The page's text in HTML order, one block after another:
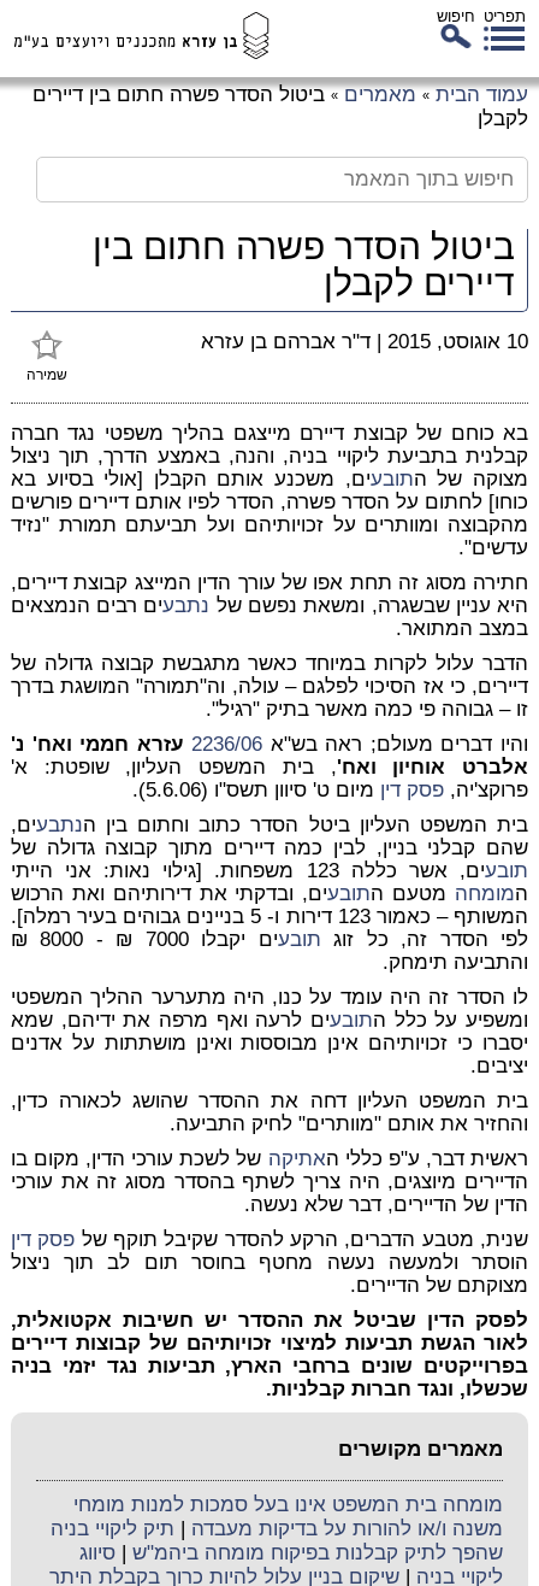
תפריט חיפוש
עמוד הבית » מאמרים » ביטול הסדר פשרה חתום בין דיירים
לקבלן
ביטול הסדר פשרה חתום בין
דיירים לקבלן
שמירה
10 אוגוסט, 2015 | ד"ר אברהם בן עזרא
בא כוחם של קבוצת דיירם מייצגם בהליך משפטי נגד חברה
קבלנית בתביעת ליקויי בניה, והנה, באמצע הדרך, תוך ניצול
מצוקה של התובעים, משכנע אותם הקבלן [אולי בסיוע בא
כוחו] לחתום על הסדר פשרה, הסדר לפיו אותם דיירים פורשים
מהקבוצה ומוותרים על זכויותיהם ועל תביעתם תמורת "נזיד
עדשים".
חתירה מסוג זה תחת אפו של עורך הדין המייצג קבוצת דיירים,
היא עניין שבשגרה, ומשאת נפשם של נתבעים רבים הנמצאים
במצב המתואר.
הדבר עלול לקרות במיוחד כאשר מתגבשת קבוצה גדולה של
דיירים, כי אז הסיכוי לפלגם – עולה, וה"תמורה" המושגת בדרך
זו – גבוהה פי כמה מאשר בתיק "רגיל".
והיו דברים מעולם; ראה בש"א 2236/06 עזרא חממי ואח' נ'
אלברט אוחיון ואח', בית המשפט העליון, שופטת: א'
פרוקצ'יה, פסק דין מיום ט' סיוון תשס"ו (5.6.06).
בית המשפט העליון ביטל הסדר כתוב וחתום בין הנתבעים,
שהם קבלני בניין, לבין כמה דיירים מתוך קבוצה גדולה של
תובע
ים, אשר כללה 123 משפחות. [גילוי נאות: אני הייתי
המומחה מטעם התובעים, ובדקתי את דירותיהם ואת הרכוש
המשותף – כאמור 123 דירות ו- 5 בניינים גבוהים בעיר רמלה].
לפי הסדר זה, כל זוג תובע
ים יקבלו 7000 ₪ - 8000 ₪
והתביעה תימחק.
לו הסדר זה היה עומד על כנו, היה מתערער ההליך המשפטי
ומשפיע על כלל התובעים לרעה ואף מרפה את ידיהם, שמא
יסברו כי זכויותיהם אינן מבוססות ואינן מושתתות על אדנים
יציבים.
בית המשפט העליון דחה את ההסדר שהושג לכאורה כדין,
והחזיר את אותם "מוותרים" לחיק התביעה.
ראשית דבר, ע"פ כללי האתיקה של לשכת עורכי הדין, מקום בו
הדיירים מיוצגים, היה צריך לשתף בהסדר מסוג זה את עורכי
הדין של הדיירים, דבר שלא נעשה.
שנית, מטבע הדברים, הרקע להסדר שקיבל תוקף של פסק דין
הוסתר ולמעשה נעשה מחטף בחוסר תום לב תוך ניצול
מצוקתם של הדיירים.
לפסק הדין שביטל את ההסדר יש חשיבות אקטואלית,
לאור הגשת תביעות למיצוי זכויותיהם של קבוצות דיירים
בפרוייקטים שונים ברחבי הארץ, תביעות נגד יזמי בניה
שכשלו, ונגד חברות קבלניות.
מאמרים מקושרים
מומחה בית המשפט אינו בעל סמכות למנות מומחי
משנה ו/או להורות על בדיקות מעבדה
תיק ליקויי בניה
שהפך לתיק קבלנות בפיקוח מומחה ביהמ"ש |סיווג
ליקויי בניה |שיקום בניין עלול להיות כרוך בקבלת היתר